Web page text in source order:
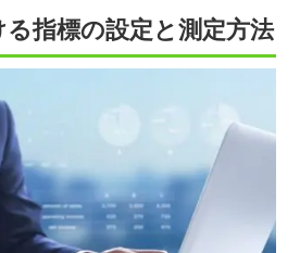
指標の設定と測定方法